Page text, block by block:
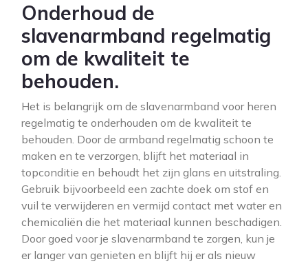
Onderhoud de
slavenarmband regelmatig
om de kwaliteit te
behouden.
Het is belangrijk om de slavenarmband voor heren
regelmatig te onderhouden om de kwaliteit te
behouden. Door de armband regelmatig schoon te
maken en te verzorgen, blijft het materiaal in
topconditie en behoudt het zijn glans en uitstraling.
Gebruik bijvoorbeeld een zachte doek om stof en
vuil te verwijderen en vermijd contact met water en
chemicaliën die het materiaal kunnen beschadigen.
Door goed voor je slavenarmband te zorgen, kun je
er langer van genieten en blijft hij er als nieuw